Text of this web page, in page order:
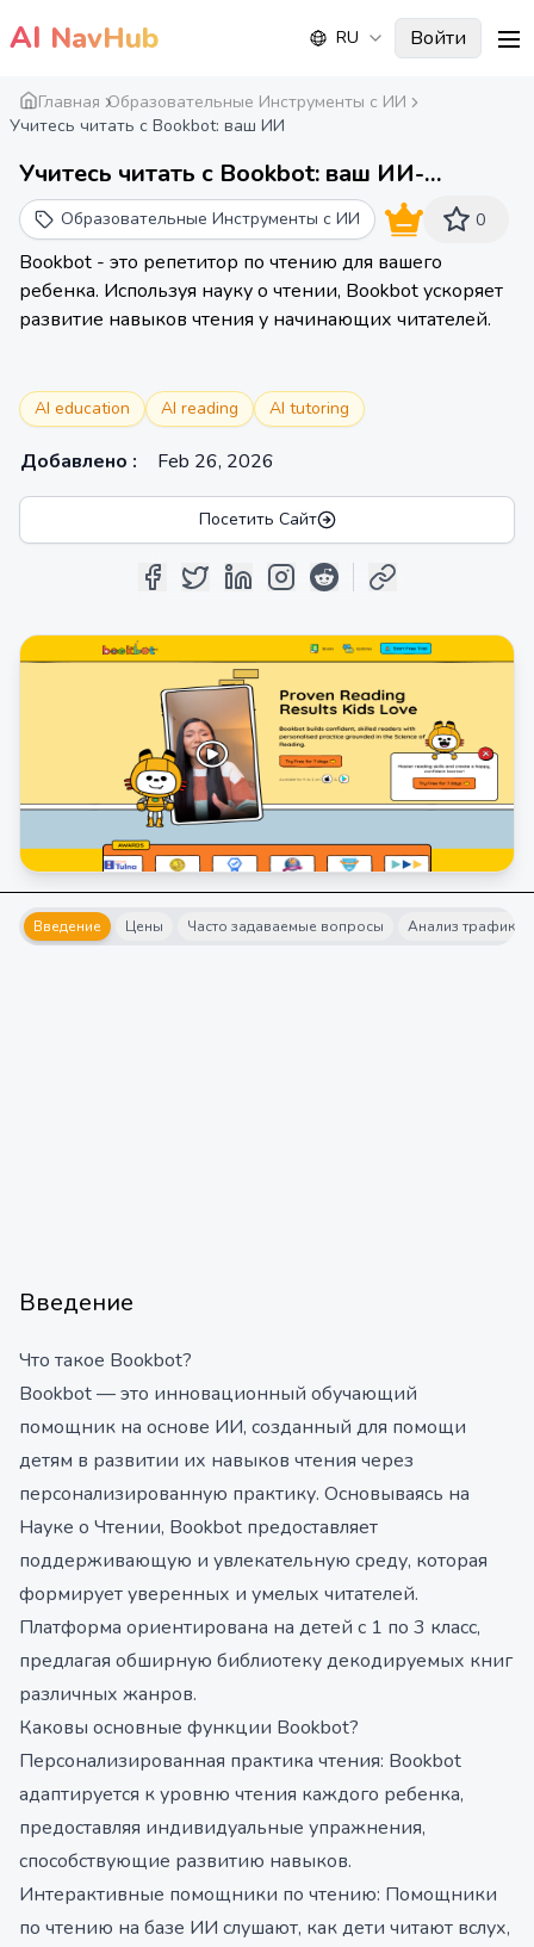
AI NavHub RU Войти
Главная Образовательные Инструменты с ИИ
Учитесь читать с Bookbot: ваш ИИ
Учитесь читать с Bookbot: ваш ИИ-
наставник по чтению, основанный на
науке о чтении
Образовательные Инструменты с ИИ 0
Bookbot - это репетитор по чтению для вашего
ребенка. Используя науку о чтении, Bookbot ускоряет
развитие навыков чтения у начинающих читателей.
AI education AI reading AI tutoring
Добавлено : Feb 26, 2026
Посетить Сайт
Введение Цены Часто задаваемые вопросы Анализ трафика
Введение
Что такое Bookbot?
Bookbot — это инновационный обучающий
помощник на основе ИИ, созданный для помощи
детям в развитии их навыков чтения через
персонализированную практику. Основываясь на
Науке о Чтении, Bookbot предоставляет
поддерживающую и увлекательную среду, которая
формирует уверенных и умелых читателей.
Платформа ориентирована на детей с 1 по 3 класс,
предлагая обширную библиотеку декодируемых книг
различных жанров.
Каковы основные функции Bookbot?
Персонализированная практика чтения: Bookbot
адаптируется к уровню чтения каждого ребенка,
предоставляя индивидуальные упражнения,
способствующие развитию навыков.
Интерактивные помощники по чтению: Помощники
по чтению на базе ИИ слушают, как дети читают вслух,